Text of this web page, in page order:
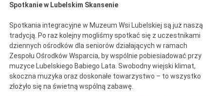
Spotkanie w Lubelskim Skansenie
Spotkania integracyjne w Muzeum Wsi Lubelskiej są już naszą
tradycją. Po raz kolejny mogliśmy spotkać się z uczestnikami
dziennych ośrodków dla seniorów działających w ramach
Zespołu Ośrodków Wsparcia, by wspólnie pobiesiadować przy
muzyce Lubelskiego Babiego Lata. Swobodny wiejski klimat,
skoczna muzyka oraz doskonałe towarzystwo – to wszystko
złożyło się na świetną wspólną zabawę.